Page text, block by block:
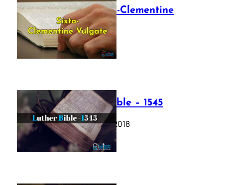
The Sixto-Clementine
Vulgate
July 12, 2025
Luther Bible – 1545
October 17, 2018